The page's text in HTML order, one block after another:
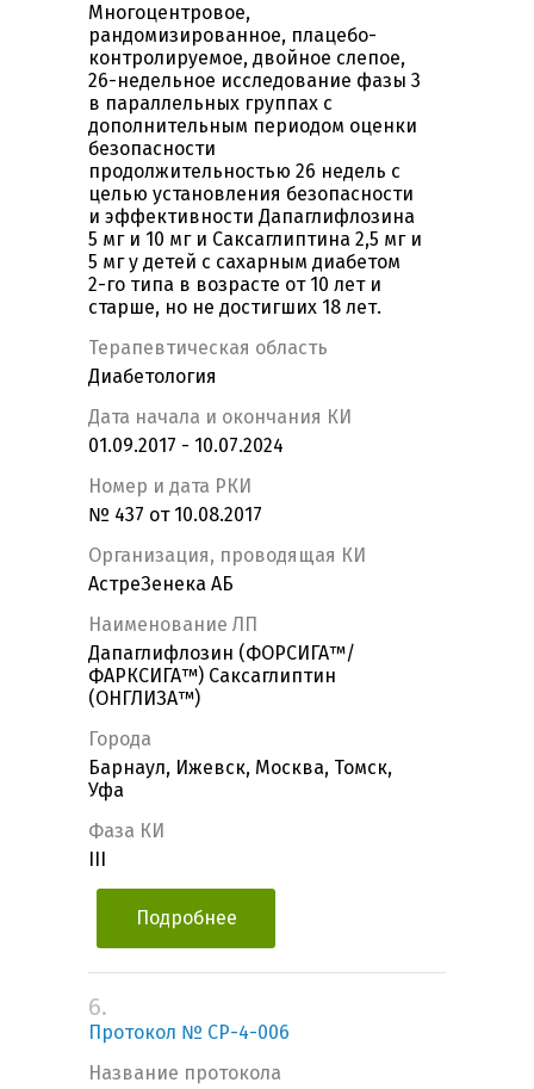
Многоцентровое,
рандомизированное, плацебо-
контролируемое, двойное слепое,
26-недельное исследование фазы 3
в параллельных группах с
дополнительным периодом оценки
безопасности
продолжительностью 26 недель с
целью установления безопасности
и эффективности Дапаглифлозина
5 мг и 10 мг и Саксаглиптина 2,5 мг и
5 мг у детей с сахарным диабетом
2-го типа в возрасте от 10 лет и
старше, но не достигших 18 лет.
Терапевтическая область
Диабетология
Дата начала и окончания КИ
01.09.2017 - 10.07.2024
Номер и дата РКИ
№ 437 от 10.08.2017
Организация, проводящая КИ
АстреЗенека АБ
Наименование ЛП
Дапаглифлозин (ФОРСИГА™/
ФАРКСИГА™) Саксаглиптин
(ОНГЛИЗА™)
Города
Барнаул, Ижевск, Москва, Томск,
Уфа
Фаза КИ
Подробнее
6.
Протокол № CP-4-006
Название протокола